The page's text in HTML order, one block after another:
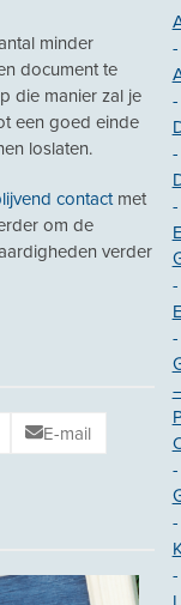
minder
document te
die manier zal je
een goed einde
loslaten.
contactmet
om de
verder
E-mail
-
-
-
-
-
-
-
-
-